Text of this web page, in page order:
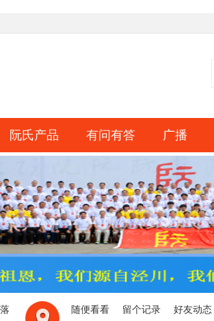
阮氏产品 有问有答 广播
随便看看 留个记录
好友动态